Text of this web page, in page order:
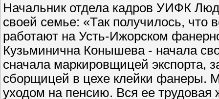
Начальник отдела кадров УИФК
своей семье: «Так получилось,
работают на Усть-Ижорском
Кузьминична Конышева - начала
сначала маркировщицей экспорта,
сборщицей в цехе клейки фанеры.
уходом на пенсию. Вся ее